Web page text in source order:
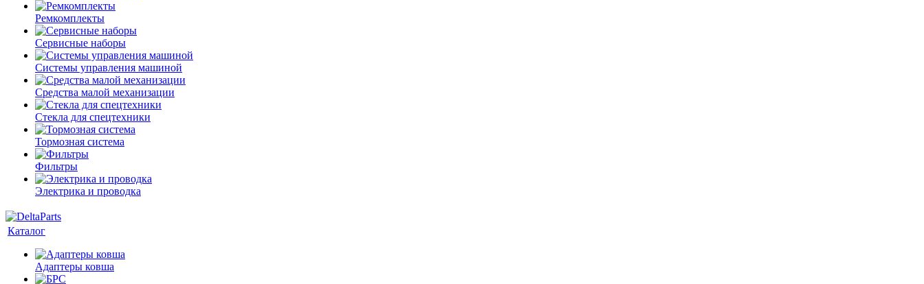
Ремкомплекты
Сервисные наборы
Системы управления машиной
Средства малой механизации
Стекла для спецтехники
Тормозная система
Фильтры
Электрика и проводка
Каталог
Адаптеры ковша